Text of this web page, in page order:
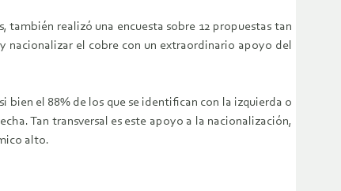
también realizó una encuesta sobre 12 propuestas tan
nacionalizar el cobre con un extraordinario apoyo del
bien el 88% de los que se identifican con la izquierda o
Tan transversal es este apoyo a la nacionalización,
alto.